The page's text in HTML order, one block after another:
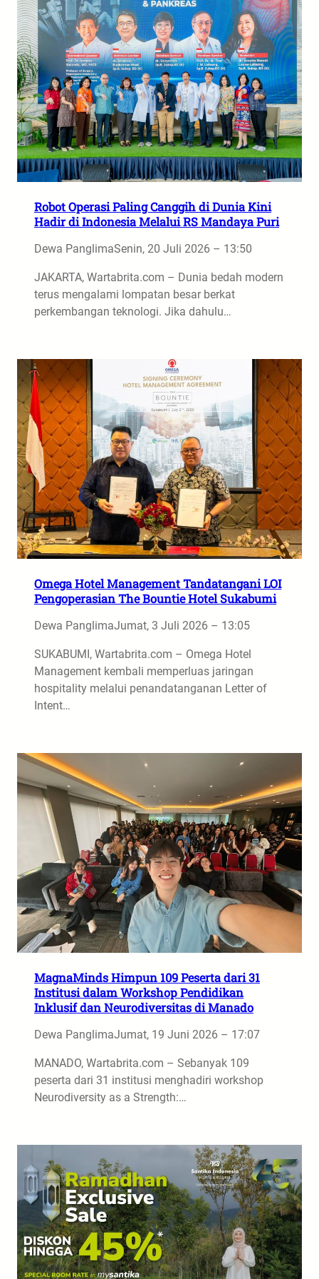
Robot Operasi Paling Canggih di Dunia Kini
Hadir di Indonesia Melalui RS Mandaya Puri
Dewa PanglimaSenin, 20 Juli 2026 – 13:50
JAKARTA, Wartabrita.com – Dunia bedah modern
terus mengalami lompatan besar berkat
perkembangan teknologi. Jika dahulu…
Omega Hotel Management Tandatangani LOI
Pengoperasian The Bountie Hotel Sukabumi
Dewa PanglimaJumat, 3 Juli 2026 – 13:05
SUKABUMI, Wartabrita.com – Omega Hotel
Management kembali memperluas jaringan
hospitality melalui penandatanganan Letter of
Intent…
MagnaMinds Himpun 109 Peserta dari 31
Institusi dalam Workshop Pendidikan
Inklusif dan Neurodiversitas di Manado
Dewa PanglimaJumat, 19 Juni 2026 – 17:07
MANADO, Wartabrita.com – Sebanyak 109
peserta dari 31 institusi menghadiri workshop
Neurodiversity as a Strength:…